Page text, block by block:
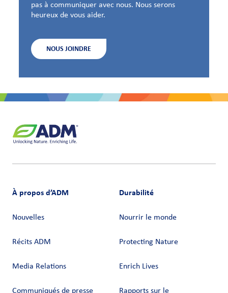
pas à communiquer avec nous. Nous serons
heureux de vous aider.
NOUS JOINDRE
À propos d’ADM
Nouvelles
Récits ADM
Media Relations
Communiqués de presse
Durabilité
Nourrir le monde
Protecting Nature
Enrich Lives
Rapports sur le